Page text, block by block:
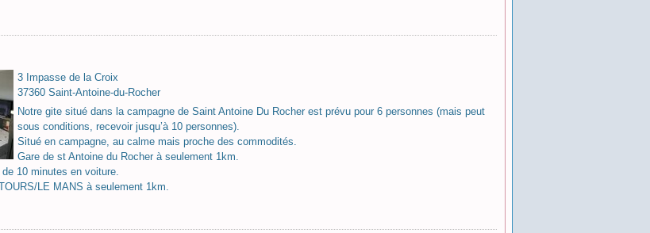
3 Impasse de la Croix
37360 Saint-Antoine-du-Rocher
Notre gite situé dans la campagne de Saint Antoine Du Rocher est prévu pour 6 personnes (mais peut
sous conditions, recevoir jusqu’à 10 personnes).
Situé en campagne, au calme mais proche des commodités.
Gare de st Antoine du Rocher à seulement 1km.
10 minutes en voiture.
LE MANS à seulement 1km.